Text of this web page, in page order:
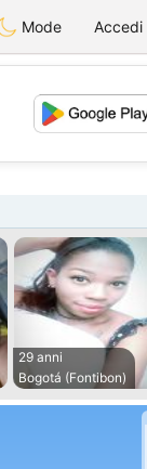
Mode Accedi
29 anni
Bogotá (Fontibon)